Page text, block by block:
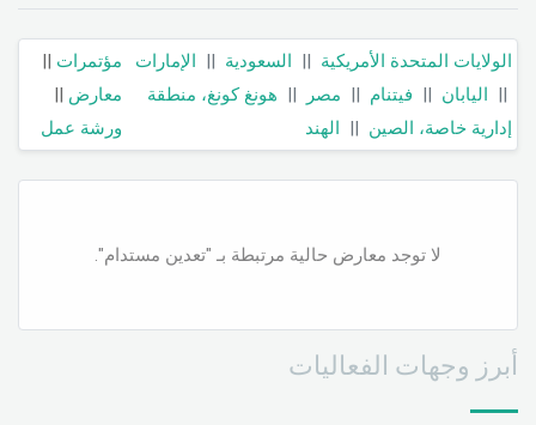
الولايات المتحدة الأمريكية || السعودية || الإمارات
|| اليابان || فيتنام || مصر || هونغ كونغ، منطقة
إدارية خاصة، الصين || الهند
مؤتمرات ||
معارض ||
ورشة عمل
لا توجد معارض حالية مرتبطة بـ "تعدين مستدام".
أبرز وجهات الفعاليات